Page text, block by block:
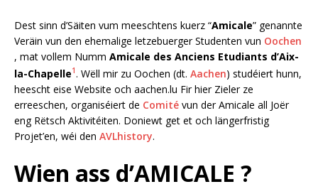
Dest sinn d’Säiten vum meeschtens kuerz “Amicale” genannte
Veräin vun den ehemalige letzebuerger Studenten vun Oochen
, mat vollem Numm Amicale des Anciens Etudiants d’Aix-
la-Chapelle1 . Wëll mir zu Oochen (dt. Aachen) studéiert hunn,
heescht eise Website och aachen.lu Fir hier Zieler ze
erreeschen, organiséiert de Comité vun der Amicale all Joër
eng Rëtsch Aktivitéiten. Doniewt get et och längerfristig
Projet’en, wéi den AVLhistory.
Wien ass d’AMICALE ?